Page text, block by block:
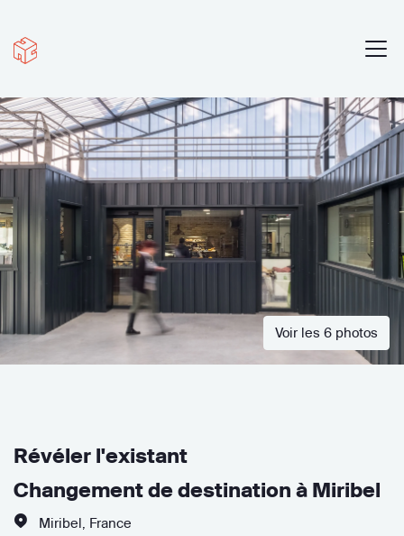
Voir les 6 photos
Révéler l'existant
Changement de destination à Miribel
Miribel France